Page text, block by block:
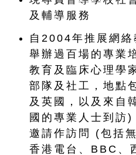
及輔導服務
自2004年推展網絡
舉辦過百場的專業
教育及臨床心理學
部隊及社工，地點
及英國，以及來自
國的專業人士到訪
邀請作訪問 (包括
香港電台、BBC、